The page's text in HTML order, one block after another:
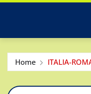
Home ITALIA-